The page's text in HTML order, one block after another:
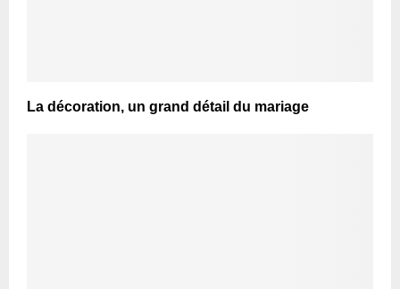
La décoration, un grand détail du mariage